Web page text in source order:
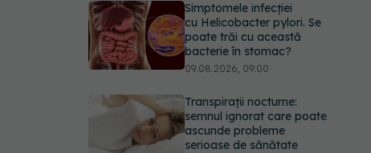
Simptomele infecției
cu Helicobacter pylori. Se
poate trăi cu această
bacterie în stomac?
09.08.2026, 09:00
Transpirații nocturne:
semnul ignorat care poate
ascunde probleme
serioase de sănătate